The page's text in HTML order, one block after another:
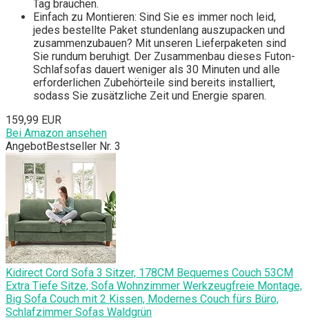
Tag brauchen.
Einfach zu Montieren: Sind Sie es immer noch leid,
jedes bestellte Paket stundenlang auszupacken und
zusammenzubauen? Mit unseren Lieferpaketen sind
Sie rundum beruhigt. Der Zusammenbau dieses Futon-
Schlafsofas dauert weniger als 30 Minuten und alle
erforderlichen Zubehörteile sind bereits installiert,
sodass Sie zusätzliche Zeit und Energie sparen.
159,99 EUR
Bei Amazon ansehen
AngebotBestseller Nr. 3
Kidirect Cord Sofa 3 Sitzer, 178CM Bequemes Couch 53CM
Extra Tiefe Sitze, Sofa Wohnzimmer Werkzeugfreie Montage,
Big Sofa Couch mit 2 Kissen, Modernes Couch fürs Büro,
Schlafzimmer Sofas Waldgrün